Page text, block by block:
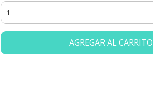
AGREGAR AL CARRITO